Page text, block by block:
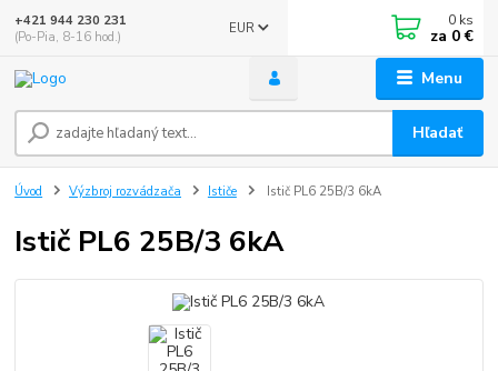
Menu
EUR
Hľadať
+421 944 230 231
(Po-Pia, 8-16 hod.)
0 ks
za 0 €
Úvod Výzbroj rozvádzača Ističe Istič PL6 25B/3 6kA
Istič PL6 25B/3 6kA